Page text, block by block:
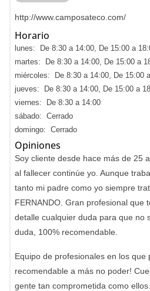
http://www.camposateco.com/
Horario
lunes: De 8:30 a 14:00, De 15:00 a
martes: De 8:30 a 14:00, De 15:00 a
miércoles: De 8:30 a 14:00, De 15:00
jueves: De 8:30 a 14:00, De 15:00 a
viernes: De 8:30 a 14:00
sábado: Cerrado
domingo: Cerrado
Opiniones
Soy cliente desde hace más de 25
al fallecer continúe yo. Aunque
tanto mi padre como yo siempre
FERNANDO. Gran profesional que
detalle cualquier duda para que no
duda, 100% recomendable.
Equipo de profesionales en los que
recomendable a más no poder!
gente tan comprometida como